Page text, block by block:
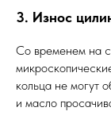
3. Износ
Со временем на
кольца не могут
и масло